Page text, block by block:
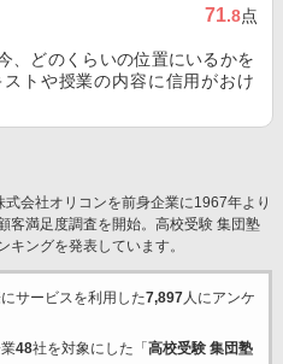
71.8点
、どのくらいの位置にいるかを
トや授業の内容に信用がおけ
会社オリコンを前身企業に1967年より
客満足度調査を開始。高校受験 集団塾
ングを発表しています。
サービスを利用した7,897人にアンケ
48社を対象にした「 高校受験 集団塾